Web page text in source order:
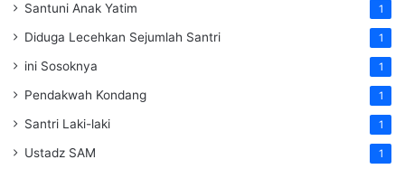
Santuni Anak Yatim 1
Diduga Lecehkan Sejumlah Santri 1
ini Sosoknya 1
Pendakwah Kondang 1
Santri Laki-laki 1
Ustadz SAM 1